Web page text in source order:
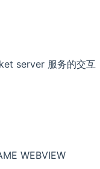
server 服务的交
WEBVIEW